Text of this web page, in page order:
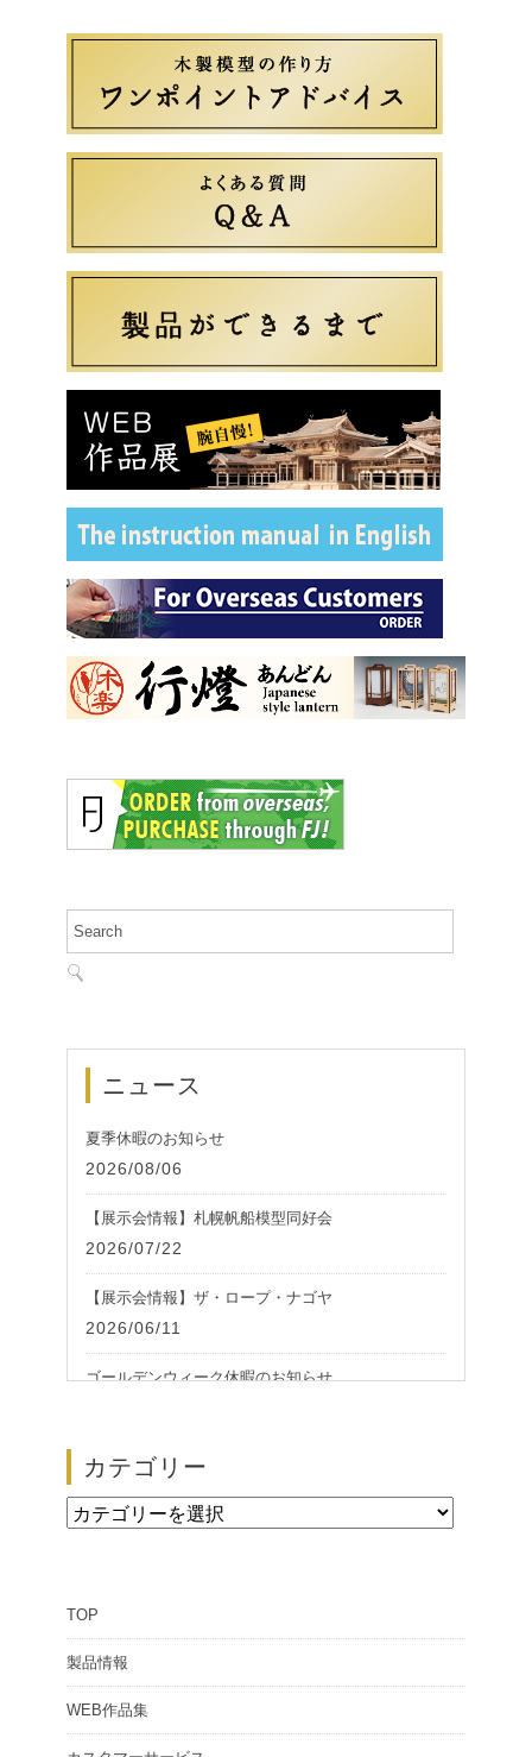
ニュース
夏季休暇のお知らせ
2026/08/06
【展示会情報】札幌帆船模型同好会
2026/07/22
【展示会情報】ザ・ロープ・ナゴヤ
2026/06/11
ゴールデンウィーク休暇のお知らせ
【展示会情報】第51回 ザ・ロープ 帆船模型展
カテゴリー
カ
リ
ー
TOP
製品情報
WEB作品集